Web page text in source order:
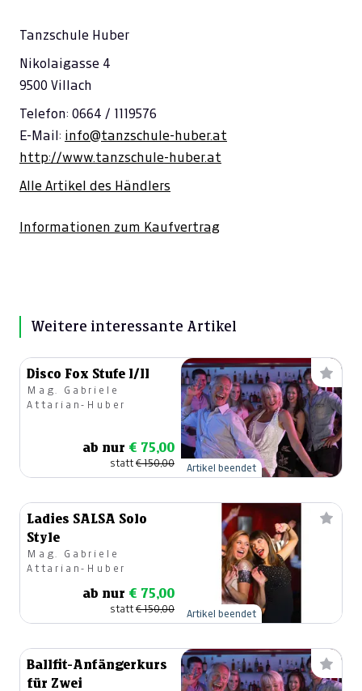
Tanzschule Huber
Nikolaigasse 4
9500 Villach
Telefon: 0664 / 1119576
E-Mail: info@tanzschule-huber.at
http://www.tanzschule-huber.at
Alle Artikel des Händlers
Informationen zum Kaufvertrag
Weitere interessante Artikel
Disco Fox Stufe I/II
Mag. Gabriele
Attarian-Huber
ab nur € 75,00
statt€ 150,00 Artikel beendet
Ladies SALSA Solo
Style
Mag. Gabriele
Attarian-Huber
ab nur € 75,00
statt€ 150,00 Artikel beendet
Ballfit-Anfängerkurs
für Zwei